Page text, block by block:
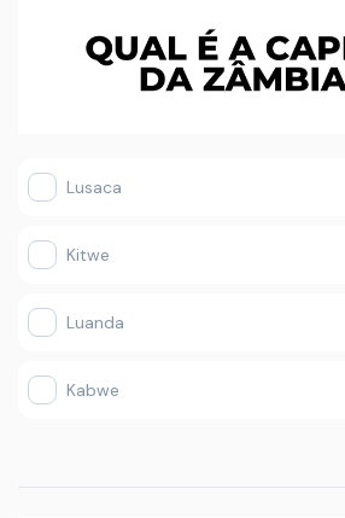
Lusaca
Kitwe
Luanda
Kabwe